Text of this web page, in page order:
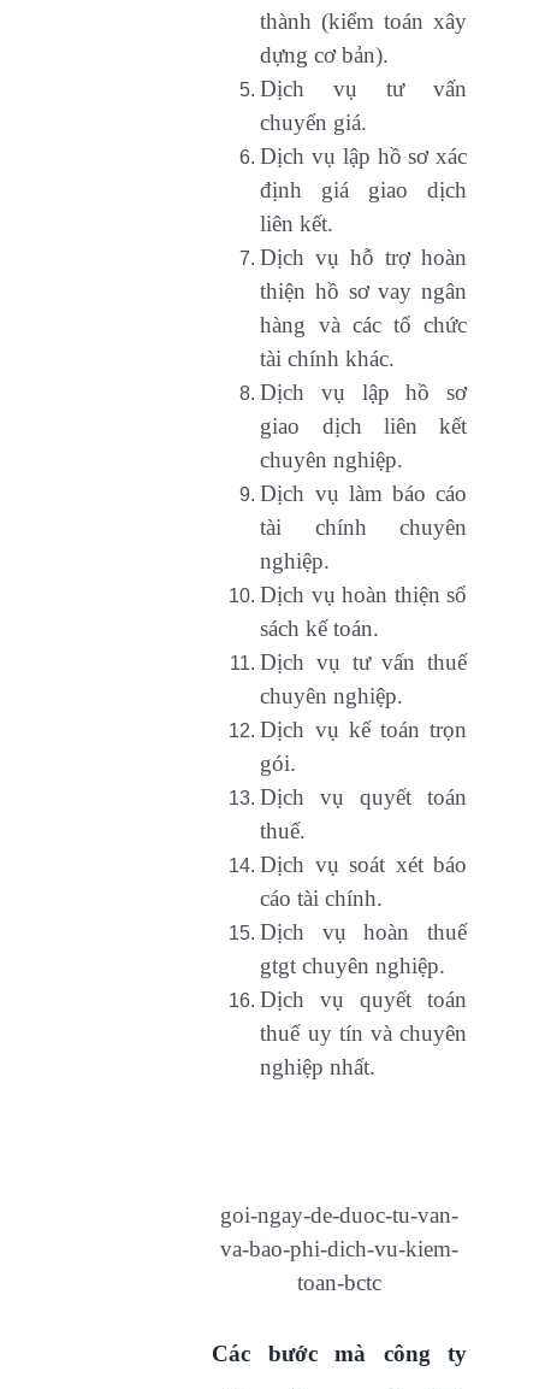
thành (kiểm toán xây
dựng cơ bản).
Dịch vụ tư vấn
chuyển giá.
Dịch vụ lập hồ sơ xác
định giá giao dịch
liên kết.
Dịch vụ hỗ trợ hoàn
thiện hồ sơ vay ngân
hàng và các tổ chức
tài chính khác.
Dịch vụ lập hồ sơ
giao dịch liên kết
chuyên nghiệp.
Dịch vụ làm báo cáo
tài chính chuyên
nghiệp.
Dịch vụ hoàn thiện sổ
sách kế toán.
Dịch vụ tư vấn thuế
chuyên nghiệp.
Dịch vụ kế toán trọn
gói.
Dịch vụ quyết toán
thuế.
Dịch vụ soát xét báo
cáo tài chính.
Dịch vụ hoàn thuế
gtgt chuyên nghiệp.
Dịch vụ quyết toán
thuế uy tín và chuyên
nghiệp nhất.
goi-ngay-de-duoc-tu-van-
va-bao-phi-dich-vu-kiem-
toan-bctc
Các bước mà công ty